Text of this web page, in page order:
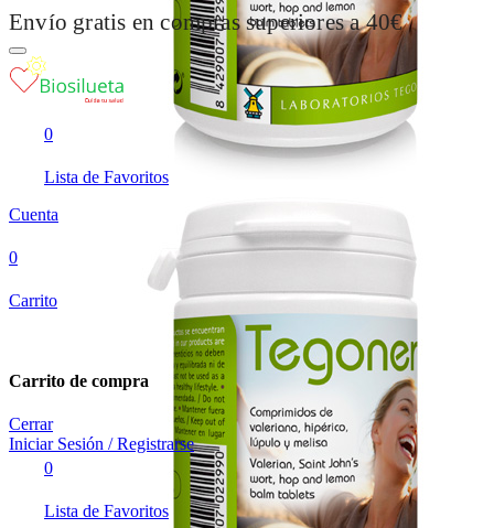
Envío gratis en compras superiores a 40€
0
Lista de Favoritos
Cuenta
0
Carrito
Carrito de compra
Cerrar
Iniciar Sesión / Registrarse
0
Lista de Favoritos